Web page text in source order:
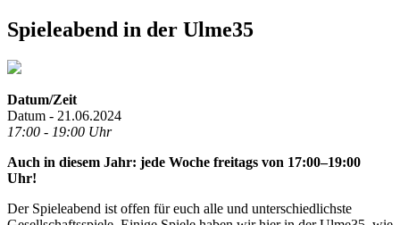
Spieleabend in der Ulme35
Datum/Zeit
Datum - 21.06.2024
17:00 - 19:00 Uhr
Auch in diesem Jahr: jede Woche freitags von 17:00–19:00
Uhr!
Der Spieleabend ist offen für euch alle und unterschiedlichste